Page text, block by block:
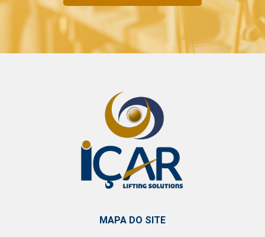
MAPA DO SITE